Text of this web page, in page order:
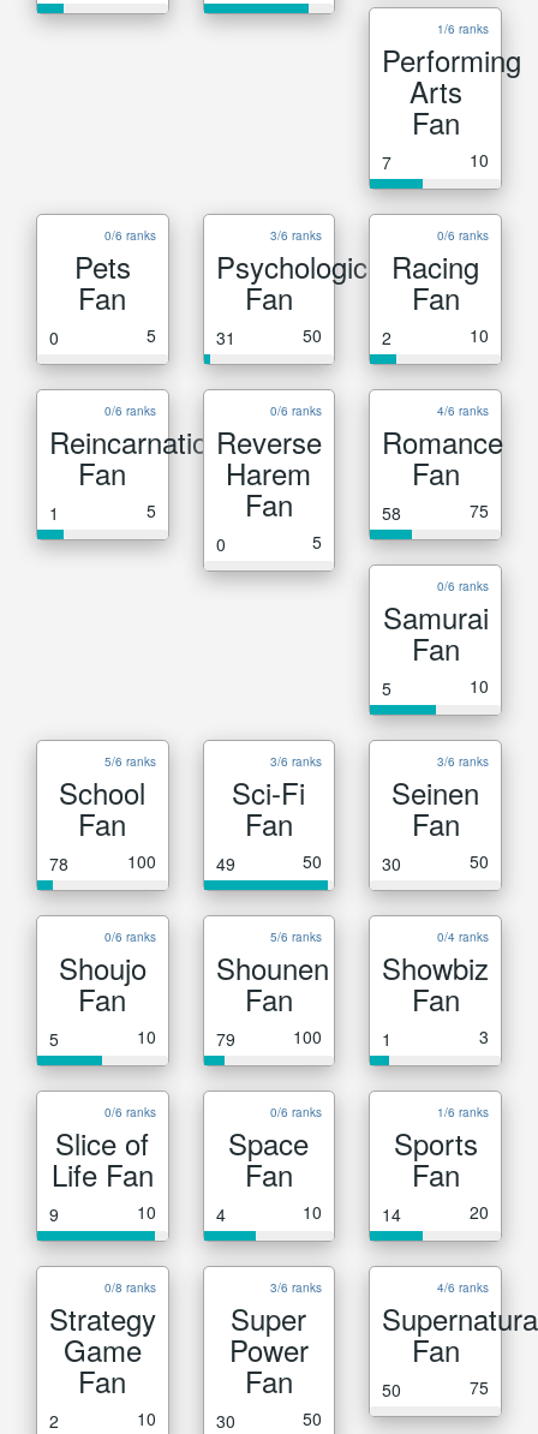
1/6 ranks
Performing
Arts
Fan
7 10
0/6 ranks
Pets
Fan
0 5
3/6 ranks
Psychological
Fan
31 50
0/6 ranks
Racing
Fan
2 10
0/6 ranks
Reincarnation
Fan
1 5
0/6 ranks
Reverse
Harem
Fan
0 5
4/6 ranks
Romance
Fan
58 75
0/6 ranks
Samurai
Fan
5 10
5/6 ranks
School
Fan
78 100
3/6 ranks
Sci-Fi
Fan
49 50
3/6 ranks
Seinen
Fan
30 50
0/6 ranks
Shoujo
Fan
5 10
5/6 ranks
Shounen
Fan
79 100
0/4 ranks
Showbiz
Fan
1 3
0/6 ranks
Slice of
Life Fan
9 10
0/6 ranks
Space
Fan
4 10
1/6 ranks
Sports
Fan
14 20
0/8 ranks
Strategy
Game
Fan
2 10
3/6 ranks
Super
Power
Fan
30 50
4/6 ranks
Fan
50 75